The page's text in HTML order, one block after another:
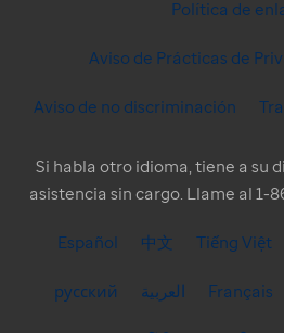
Política de
Aviso de Prácticas de
Aviso de no discriminación
Si habla otro idioma, tiene a su
asistencia sin cargo. Llame al 1-
Español 中文 Tiếng Việt
русский العربية Français